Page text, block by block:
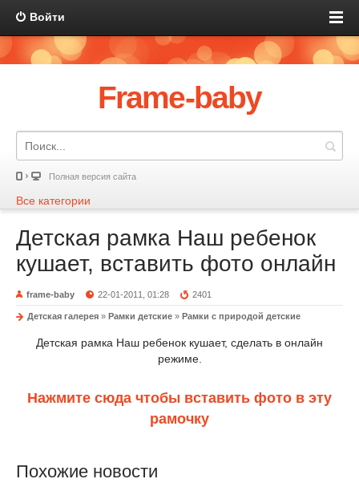
Войти
Frame-baby
Полная версия сайта
Все категории
Детская рамка Наш ребенок
кушает, вставить фото онлайн
frame-baby 22-01-2011, 01:28 2401
Детская галерея » Рамки детские » Рамки с природой детские
Детская рамка Наш ребенок кушает, сделать в онлайн
режиме.
Нажмите сюда чтобы вставить фото в эту
рамочку
Похожие новости